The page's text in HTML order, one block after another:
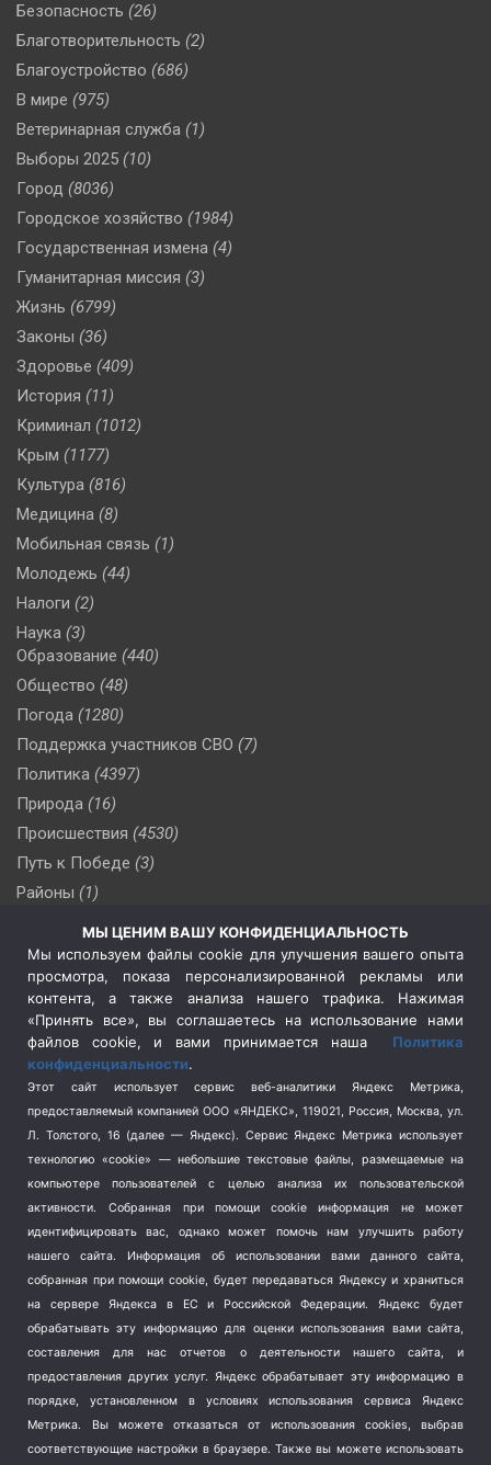
Безопасность (26)
Благотворительность (2)
Благоустройство (686)
В мире (975)
Ветеринарная служба (1)
Выборы 2025 (10)
Город (8036)
Городское хозяйство (1984)
Государственная измена (4)
Гуманитарная миссия (3)
Жизнь (6799)
Законы (36)
Здоровье (409)
История (11)
Криминал (1012)
Крым (1177)
Культура (816)
Медицина (8)
Мобильная связь (1)
Молодежь (44)
Налоги (2)
Наука (3)
Образование (440)
Общество (48)
Погода (1280)
Поддержка участников СВО (7)
Политика (4397)
Природа (16)
Происшествия (4530)
Путь к Победе (3)
Районы (1)
(510)
Сельское хозяйство (3)
Социальная политика
(3)
Спецоперация в Украине
Спецоперация на Украине
(404)
Спорт (740)
Терроризм (1)
Транспорт (262)
Туризм (178)
Школа и спорт (2)
Экология (8)
Экономика (1172)
МЫ ЦЕНИМ ВАШУ КОНФИДЕНЦИАЛЬНОСТЬ
Мы используем файлы cookie для улучшения вашего опыта
просмотра, показа персонализированной рекламы или
контента, а также анализа нашего трафика. Нажимая
«Принять все», вы соглашаетесь на использование нами
файлов cookie, и вами принимается наша Политика
конфиденциальности.
Этот сайт использует сервис веб-аналитики Яндекс Метрика,
предоставляемый компанией ООО «ЯНДЕКС», 119021, Россия, Москва, ул.
Л. Толстого, 16 (далее — Яндекс). Сервис Яндекс Метрика использует
технологию «cookie» — небольшие текстовые файлы, размещаемые на
компьютере пользователей с целью анализа их пользовательской
активности.
Собранная при помощи cookie информация не может
идентифицировать вас, однако может помочь нам улучшить работу
нашего сайта. Информация об использовании вами данного сайта,
собранная при помощи cookie, будет передаваться Яндексу и храниться
на сервере Яндекса в ЕС и Российской Федерации. Яндекс будет
обрабатывать эту информацию для оценки использования вами сайта,
составления для нас отчетов о деятельности нашего сайта, и
предоставления других услуг. Яндекс обрабатывает эту информацию в
порядке, установленном в условиях использования сервиса Яндекс
Метрика.
Вы можете отказаться от использования cookies, выбрав
соответствующие настройки в браузере. Также вы можете использовать